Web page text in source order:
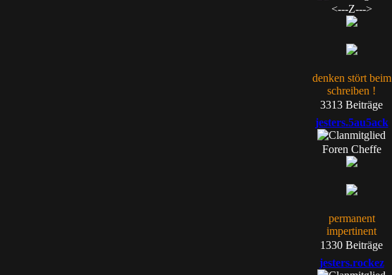
<---Z--->
denken stört beim
schreiben !
3313 Beiträge
jesters.5au5ack
Foren Cheffe
permanent
impertinent
1330 Beiträge
jesters.rockez